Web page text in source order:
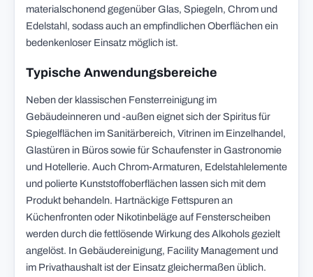
materialschonend gegenüber Glas, Spiegeln, Chrom und
Edelstahl, sodass auch an empfindlichen Oberflächen ein
bedenkenloser Einsatz möglich ist.
Typische Anwendungsbereiche
Neben der klassischen Fensterreinigung im
Gebäudeinneren und -außen eignet sich der Spiritus für
Spiegelflächen im Sanitärbereich, Vitrinen im Einzelhandel,
Glastüren in Büros sowie für Schaufenster in Gastronomie
und Hotellerie. Auch Chrom-Armaturen, Edelstahlelemente
und polierte Kunststoffoberflächen lassen sich mit dem
Produkt behandeln. Hartnäckige Fettspuren an
Küchenfronten oder Nikotinbeläge auf Fensterscheiben
werden durch die fettlösende Wirkung des Alkohols gezielt
angelöst. In Gebäudereinigung, Facility Management und
im Privathaushalt ist der Einsatz gleichermaßen üblich.